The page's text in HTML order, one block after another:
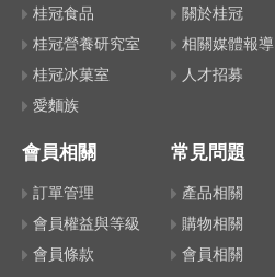
桂冠食品
桂冠營養研究室
桂冠冰菓室
愛麵族
關於桂冠
相關媒體報導
人才招募
會員相關
訂單管理
會員權益與等級
會員條款
常見問題
產品相關
購物相關
會員相關